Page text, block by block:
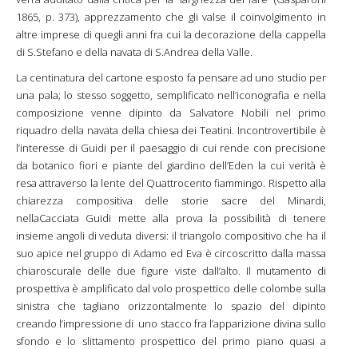
1865, p. 373), apprezzamento che gli valse il coinvolgimento in
altre imprese di quegli anni fra cui la decorazione della cappella
di S.Stefano e della navata di S.Andrea della Valle.
La centinatura del cartone esposto fa pensare ad uno studio per
una pala; lo stesso soggetto, semplificato nell’iconografia e nella
composizione venne dipinto da Salvatore Nobili nel primo
riquadro della navata della chiesa dei Teatini. Incontrovertibile è
l’interesse di Guidi per il paesaggio di cui rende con precisione
da botanico fiori e piante del giardino dell’Eden la cui verità è
resa attraverso la lente del Quattrocento fiammingo. Rispetto alla
chiarezza compositiva delle storie sacre del Minardi,
nellaCacciata Guidi mette alla prova la possibilità di tenere
insieme angoli di veduta diversi: il triangolo compositivo che ha il
suo apice nel gruppo di Adamo ed Eva è circoscritto dalla massa
chiaroscurale delle due figure viste dall’alto. Il mutamento di
prospettiva è amplificato dal volo prospettico delle colombe sulla
sinistra che tagliano orizzontalmente lo spazio del dipinto
creando l’impressione di uno stacco fra l’apparizione divina sullo
sfondo e lo slittamento prospettico del primo piano quasi a